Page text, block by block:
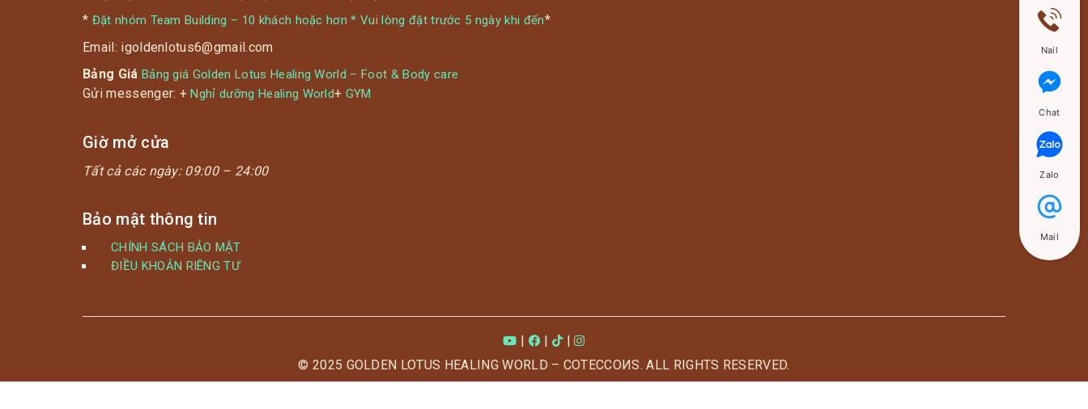
* Đặt nhóm Team Building – 10 khách hoặc hơn * Vui lòng đặt trước 5 ngày khi đến*
Email: igoldenlotus6@gmail.com
Bảng Giá Bảng giá Golden Lotus Healing World – Foot & Body care
Gửi messenger: +Nghỉ dưỡng Healing World+ GYM
Giờ mở cửa
Tất cả các ngày: 09:00 – 24:00
Bảo mật thông tin
CHÍNH SÁCH BẢO MẬT
ĐIỀU KHOẢN RIÊNG TƯ
| |
|
© 2025 GOLDEN LOTUS HEALING WORLD – COTECCOИS. ALL RIGHTS RESERVED.
Nail
Chat
Zalo
Mail